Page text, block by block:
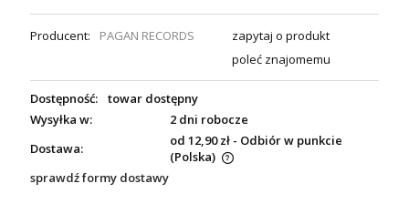
Producent: PAGAN RECORDS
zapytaj o produkt
poleć znajomemu
Dostępność:
towar dostępny
Wysyłka w:
2 dni robocze
Dostawa:
od 12,90 zł - Odbiór w punkcie
(Polska)
sprawdź formy dostawy